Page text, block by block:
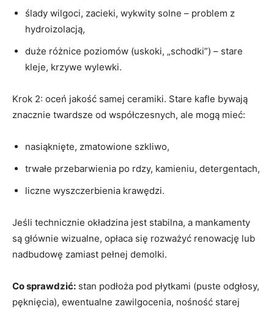
ślady wilgoci, zacieki, wykwity solne – problem z
hydroizolacją,
duże różnice poziomów (uskoki, „schodki”) – stare
kleje, krzywe wylewki.
Krok 2: oceń jakość samej ceramiki. Stare kafle bywają
znacznie twardsze od współczesnych, ale mogą mieć:
nasiąknięte, zmatowione szkliwo,
trwałe przebarwienia po rdzy, kamieniu, detergentach,
liczne wyszczerbienia krawędzi.
Jeśli technicznie okładzina jest stabilna, a mankamenty
są głównie wizualne, opłaca się rozważyć renowację lub
nadbudowę zamiast pełnej demolki.
Co sprawdzić: stan podłoża pod płytkami (puste odgłosy,
pęknięcia), ewentualne zawilgocenia, nośność starej